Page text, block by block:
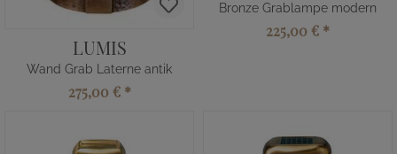
LUMIS
Wand Grab Laterne antik
275,00 € *
Bronze Grablampe modern
225,00 € *